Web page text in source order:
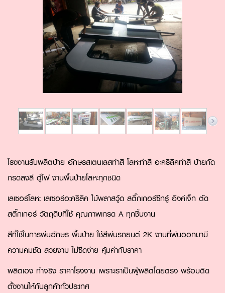
โรงงานรับผลิตป้าย อักษรสเตนเลสทำสี โลหะทำสี อะคริลิคทำสี ป้ายกัด
กรดลงสี ตู้ไฟ งานพื้นป้ายโลหะทุกชนิด
เลเซอร์โลหะ เลเซอร์อะคริลิค ไม้พลาสวู้ด สติ๊กเกอร์ซีทรู์ อิงค์เจ็ท ตัด
สติ๊กเกอร์ วัตถุดิบที่ใช้ คุณภาพเกรด A ทุกชิ้นงาน
สีที่ใช้ในการพ่นอักษร พื้นป้าย ใช้สีพ่นรถยนต์ 2K งานที่พ่นออกมามี
ความคมชัด สวยงาม ไม่ซีดง่าย คุ้มค่ากับราคา
ผลิตเอง ทำจริง ราคาโรงงาน เพราะเราเป็นผู้ผลิตโดยตรง พร้อมติด
ตั้งงานให้กับลูกค้าทั่วประเทศ